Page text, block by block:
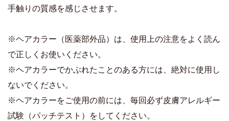
手触りの質感を感じさせます。
※ヘアカラー（医薬部外品）は、使用上の注意をよく読ん
で正しくお使いください。
※ヘアカラーでかぶれたことのある方には、絶対に使用し
ないでください。
※ヘアカラーをご使用の前には、毎回必ず皮膚アレルギー
試験（パッチテスト）をしてください。